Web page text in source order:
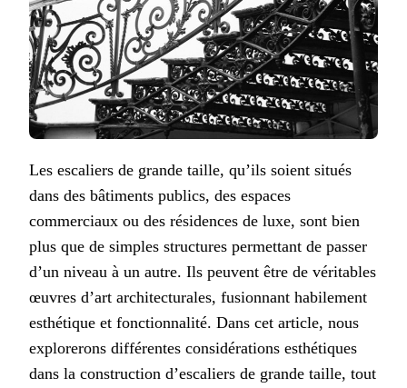
Les escaliers de grande taille, qu’ils soient situés
dans des bâtiments publics, des espaces
commerciaux ou des résidences de luxe, sont bien
plus que de simples structures permettant de passer
d’un niveau à un autre. Ils peuvent être de véritables
œuvres d’art architecturales, fusionnant habilement
esthétique et fonctionnalité. Dans cet article, nous
explorerons différentes considérations esthétiques
dans la construction d’escaliers de grande taille, tout